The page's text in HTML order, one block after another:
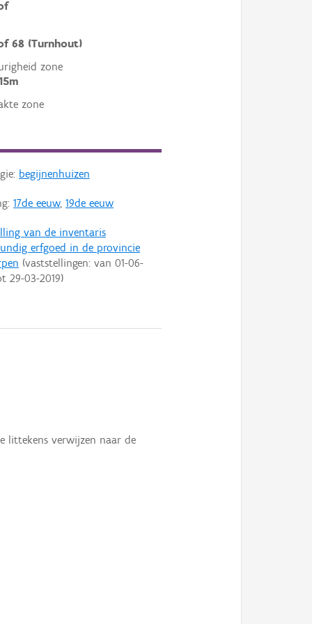
68 (Turnhout)
zone
zone
begijnenhuizen
17de eeuw, 19de eeuw
van de inventaris
erfgoed in de provincie
(vaststellingen: van 01-06-
29-03-2019)
littekens verwijzen naar de